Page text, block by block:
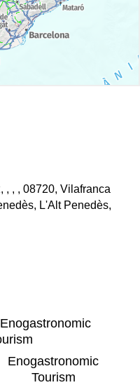
, , , 08720, Vilafranca
L'Alt Penedès,
Enogastronomic
Tourism